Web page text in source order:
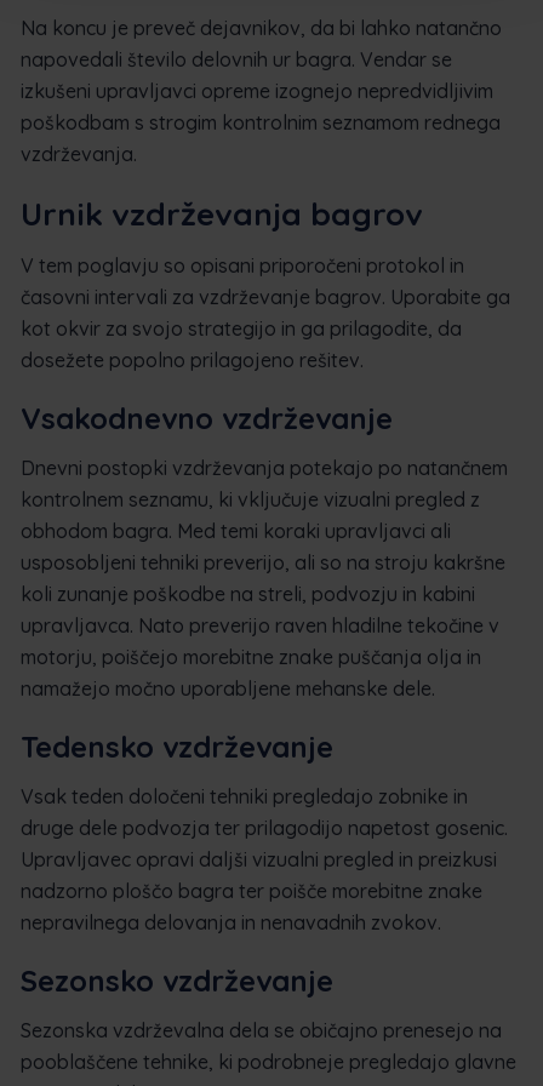
Na koncu je preveč dejavnikov, da bi lahko natančno
napovedali število delovnih ur bagra. Vendar se
izkušeni upravljavci opreme izognejo nepredvidljivim
poškodbam s strogim kontrolnim seznamom rednega
vzdrževanja.
Urnik vzdrževanja bagrov
V tem poglavju so opisani priporočeni protokol in
časovni intervali za vzdrževanje bagrov. Uporabite ga
kot okvir za svojo strategijo in ga prilagodite, da
dosežete popolno prilagojeno rešitev.
Vsakodnevno vzdrževanje
Dnevni postopki vzdrževanja potekajo po natančnem
kontrolnem seznamu, ki vključuje vizualni pregled z
obhodom bagra. Med temi koraki upravljavci ali
usposobljeni tehniki preverijo, ali so na stroju kakršne
koli zunanje poškodbe na streli, podvozju in kabini
upravljavca. Nato preverijo raven hladilne tekočine v
motorju, poiščejo morebitne znake puščanja olja in
namažejo močno uporabljene mehanske dele.
Tedensko vzdrževanje
Vsak teden določeni tehniki pregledajo zobnike in
druge dele podvozja ter prilagodijo napetost gosenic.
Upravljavec opravi daljši vizualni pregled in preizkusi
nadzorno ploščo bagra ter poišče morebitne znake
nepravilnega delovanja in nenavadnih zvokov.
Sezonsko vzdrževanje
Sezonska vzdrževalna dela se običajno prenesejo na
pooblaščene tehnike, ki podrobneje pregledajo glavne